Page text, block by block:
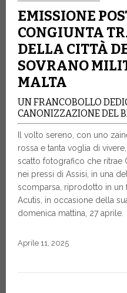
EMISSIONE
CONGIUNTA
DELLA CITTÀ
SOVRANO
MALTA
UN FRANCOBOLLO
CANONIZZAZIONE DEL
Il volto sereno, con uno
rossa e tanta voglia di
scatto fotografico che ritrae
nei pressi di Assisi, in una
scomparsa, riprodotto in
Acutis, in occasione della
domenica mattina, 27 aprile.
Aprile 11, 2025